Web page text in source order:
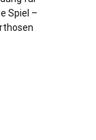
Spiel –